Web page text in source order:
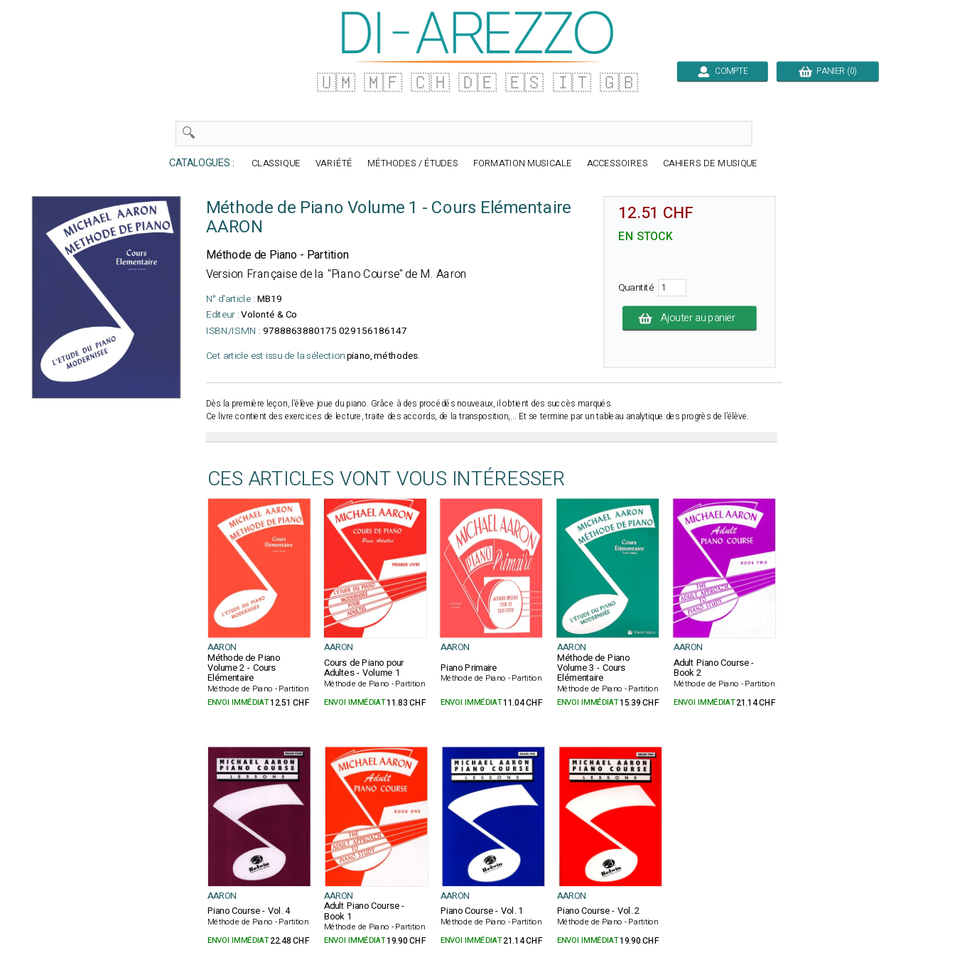
🇺🇲 🇲🇫 🇨🇭 🇩🇪 🇪🇸 🇮🇹 🇬🇧 COMPTE PANIER (0)
CATALOGUES : CLASSIQUE VARIÉTÉ MÉTHODES / ÉTUDES FORMATION MUSICALE ACCESSOIRES CAHIERS DE MUSIQUE
Méthode de Piano Volume 1 - Cours Elémentaire
AARON
Méthode de Piano - Partition
Version Française de la "Piano Course" de M. Aaron
N° d'article : MB19
Editeur :Volonté & Co
ISBN/ISMN : 9788863880175 029156186147
Cet article est issu de la sélectionpiano, méthodes.
12.51 CHF
EN STOCK
Quantité
Ajouter au panier
Dès la première leçon, l’élève joue du piano. Grâce à des procédés nouveaux, il obtient des succès marqués.
Ce livre contient des exercices de lecture, traite des accords, de la transposition,... Et se termine par un tableau analytique des progrès de l’élève.
CES ARTICLES VONT VOUS INTÉRESSER
AARON AARON AARON AARON AARON
Méthode de Piano
Volume 2 - Cours
Elémentaire
Méthode de Piano - Partition
Cours de Piano pour
Adultes - Volume 1
Méthode de Piano - Partition
Piano Primaire
Méthode de Piano - Partition
Méthode de Piano
Volume 3 - Cours
Elémentaire
Méthode de Piano - Partition
Adult Piano Course -
Book 2
Méthode de Piano - Partition
ENVOI IMMÉDIAT12.51 CHF ENVOI IMMÉDIAT11.83 CHF ENVOI IMMÉDIAT11.04 CHF ENVOI IMMÉDIAT15.39 CHF ENVOI IMMÉDIAT21.14 CHF
AARON AARON AARON AARON
Piano Course - Vol. 4
Méthode de Piano - Partition
Adult Piano Course -
Book 1
Méthode de Piano - Partition
Piano Course - Vol. 1
Méthode de Piano - Partition
Piano Course - Vol. 2
Méthode de Piano - Partition
ENVOI IMMÉDIAT22.48 CHF ENVOI IMMÉDIAT19.90 CHF ENVOI IMMÉDIAT21.14 CHF ENVOI IMMÉDIAT19.90 CHF